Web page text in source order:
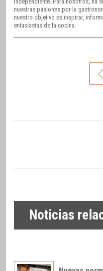
nuestras pasiones por la
nuestro objetivo es inspirar,
entusiastas de la cocina.
Noticias